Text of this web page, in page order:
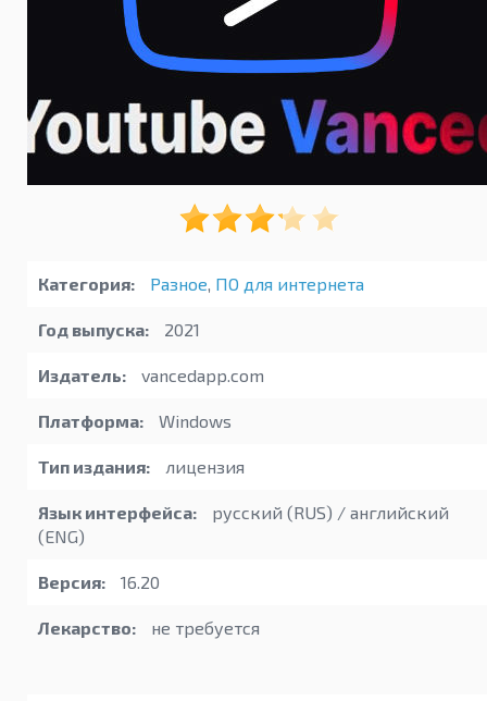
Категория: Разное, ПО для интернета
Год выпуска: 2021
Издатель: vancedapp.com
Платформа: Windows
Тип издания: лицензия
Язык интерфейса:
русский (RUS) / английский
(ENG)
Версия: 16.20
Лекарство: не требуется